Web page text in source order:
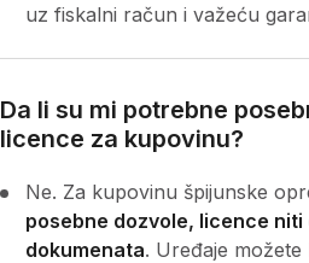
uz fiskalni račun i važeću
Da li su mi potrebne
licence za kupovinu?
Ne. Za kupovinu špijunske
posebne dozvole, licence
dokumenata. Uređaje